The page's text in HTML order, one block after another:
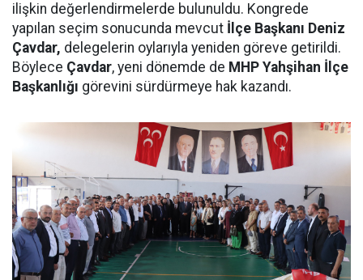
ilişkin değerlendirmelerde bulunuldu. Kongrede
yapılan seçim sonucunda mevcut İlçe Başkanı Deniz
Çavdar, delegelerin oylarıyla yeniden göreve getirildi.
Böylece Çavdar, yeni dönemde de MHP Yahşihan İlçe
Başkanlığı görevini sürdürmeye hak kazandı.